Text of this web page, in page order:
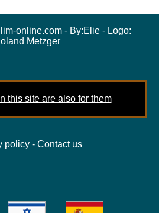
online.com - By:Elie- Logo:
Metzger
this site are also for them
policy - Contact us